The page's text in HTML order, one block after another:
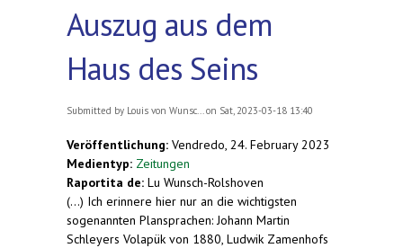
Auszug aus dem
Haus des Seins
Submitted by Louis von Wunsc... on Sat, 2023-03-18 13:40
Veröffentlichung: Vendredo, 24. February 2023
Medientyp: Zeitungen
Raportita de: Lu Wunsch-Rolshoven
(...) Ich erinnere hier nur an die wichtigsten
sogenannten Plansprachen: Johann Martin
Schleyers Volapük von 1880, Ludwik Zamenhofs